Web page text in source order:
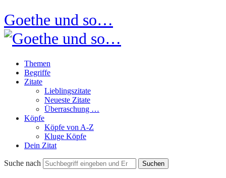
Goethe und so…
Themen
Begriffe
Zitate
Lieblingszitate
Neueste Zitate
Überraschung …
Köpfe
Köpfe von A-Z
Kluge Köpfe
Dein Zitat
Suche nach